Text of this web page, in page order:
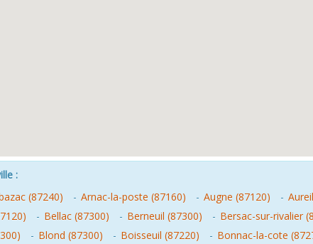
:
(87240) - Arnac-la-poste (87160) - Augne (87120) -
- Bellac (87300) - Berneuil (87300) - Bersac-sur-rivalier
- Blond (87300) - Boisseuil (87220) - Bonnac-la-cote